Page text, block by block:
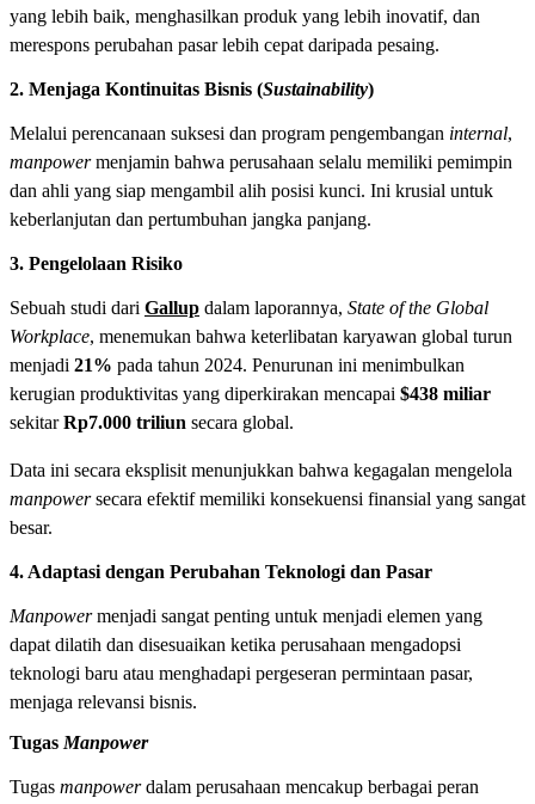
yang lebih baik, menghasilkan produk yang lebih inovatif, dan
merespons perubahan pasar lebih cepat daripada pesaing.
2. Menjaga Kontinuitas Bisnis (Sustainability)
Melalui perencanaan suksesi dan program pengembangan internal,
manpowermenjamin bahwa perusahaan selalu memiliki pemimpin
dan ahli yang siap mengambil alih posisi kunci. Ini krusial untuk
keberlanjutan dan pertumbuhan jangka panjang.
3. Pengelolaan Risiko
Sebuah studi dari Gallup dalam laporannya, State of the Global
Workplace, menemukan bahwa keterlibatan karyawan global turun
menjadi 21% pada tahun 2024. Penurunan ini menimbulkan
kerugian produktivitas yang diperkirakan mencapai $438 miliar
sekitarRp7.000 triliun secara global.
Data ini secara eksplisit menunjukkan bahwa kegagalan mengelola
manpowersecara efektif memiliki konsekuensi finansial yang sangat
besar.
4. Adaptasi dengan Perubahan Teknologi dan Pasar
Manpowermenjadi sangat penting untuk menjadi elemen yang
dapat dilatih dan disesuaikan ketika perusahaan mengadopsi
teknologi baru atau menghadapi pergeseran permintaan pasar,
menjaga relevansi bisnis.
Tugas Manpower
Tugas manpowerdalam perusahaan mencakup berbagai peran